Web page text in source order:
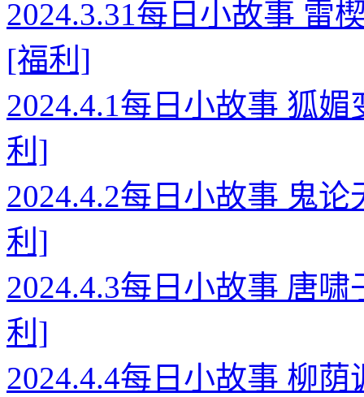
2024.3.31每日小故事 雷
[福利]
2024.4.1每日小故事 狐
利]
2024.4.2每日小故事 鬼
利]
2024.4.3每日小故事 唐
利]
2024.4.4每日小故事 柳